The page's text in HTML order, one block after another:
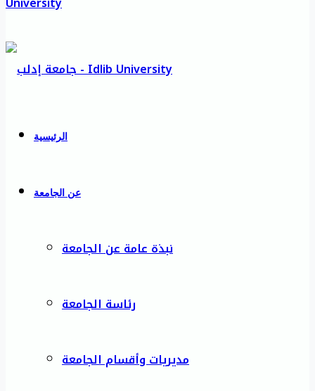
الرئيسية
عن الجامعة
نبذة عامة عن الجامعة
رئاسة الجامعة
مديريات وأقسام الجامعة